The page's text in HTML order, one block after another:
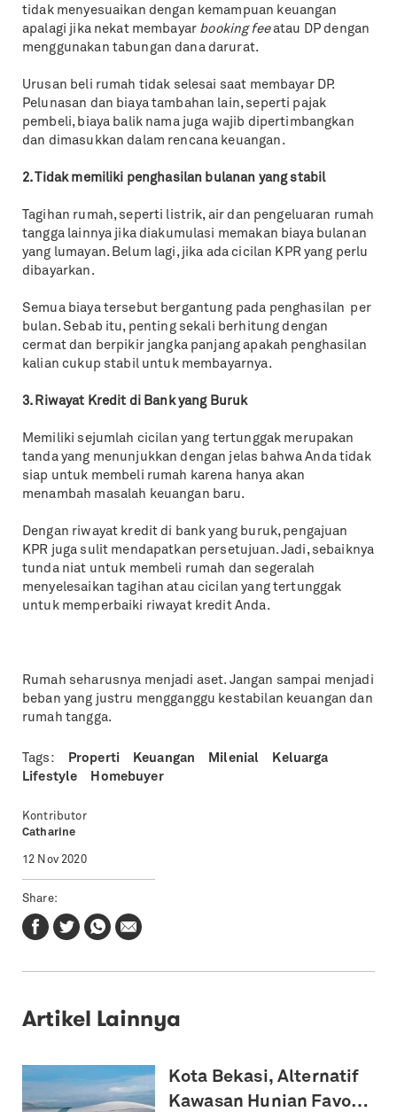
tidak menyesuaikan dengan kemampuan keuangan
apalagi jika nekat membayar booking feeatau DP dengan
menggunakan tabungan dana darurat.
Urusan beli rumah tidak selesai saat membayar DP.
Pelunasan dan biaya tambahan lain, seperti pajak
pembeli, biaya balik nama juga wajib dipertimbangkan
dan dimasukkan dalam rencana keuangan.
2. Tidak memiliki penghasilan bulanan yang stabil
Tagihan rumah, seperti listrik, air dan pengeluaran rumah
tangga lainnya jika diakumulasi memakan biaya bulanan
yang lumayan. Belum lagi, jika ada cicilan KPR yang perlu
dibayarkan.
Semua biaya tersebut bergantung pada penghasilan per
bulan. Sebab itu, penting sekali berhitung dengan
cermat dan berpikir jangka panjang apakah penghasilan
kalian cukup stabil untuk membayarnya.
3. Riwayat Kredit di Bank yang Buruk
Memiliki sejumlah cicilan yang tertunggak merupakan
tanda yang menunjukkan dengan jelas bahwa Anda tidak
siap untuk membeli rumah karena hanya akan
menambah masalah keuangan baru.
Dengan riwayat kredit di bank yang buruk, pengajuan
KPR juga sulit mendapatkan persetujuan. Jadi, sebaiknya
tunda niat untuk membeli rumah dan segeralah
menyelesaikan tagihan atau cicilan yang tertunggak
untuk memperbaiki riwayat kredit Anda.
Rumah seharusnya menjadi aset. Jangan sampai menjadi
beban yang justru mengganggu kestabilan keuangan dan
rumah tangga.
Tags: Properti Keuangan Milenial
Keluarga
Lifestyle
Homebuyer
Kontributor
Catharine
12 Nov 2020
Share:
Artikel Lainnya
Kota Bekasi, Alternatif
Kawasan Hunian Favorit